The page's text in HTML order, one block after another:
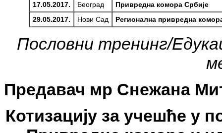
17.05.2017.
Београд
Привредна комора Србије
29.05.2017.
Нови Сад Регионална привредна
Пословни тренинг/
Предавач мр Снежана
Котизацију за учешће у